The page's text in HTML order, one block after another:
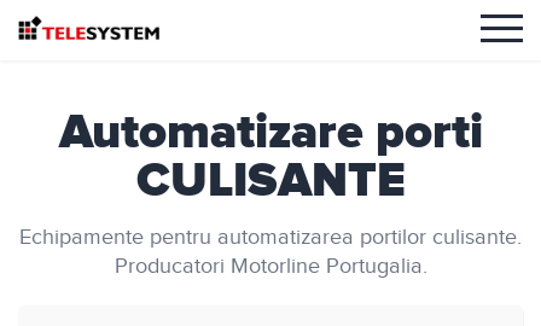
Automatizare porti
CULISANTE
Echipamente pentru automatizarea portilor culisante.
Producatori Motorline Portugalia.